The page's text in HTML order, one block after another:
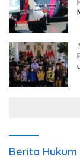
Berita